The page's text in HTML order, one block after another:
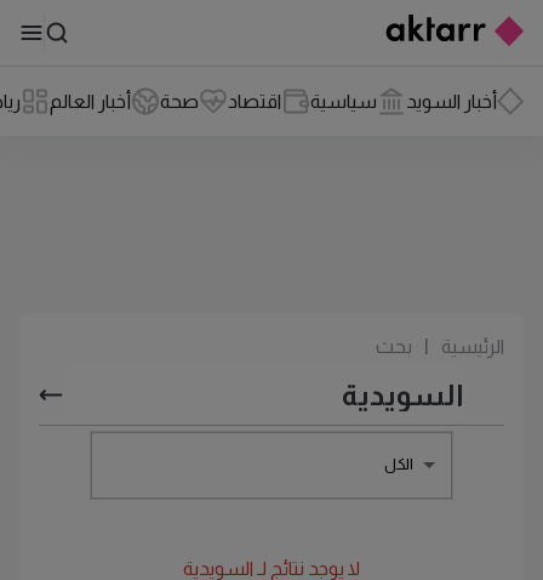
أخبار السويد سياسية اقتصاد صحة أخبار العالم
الرئيسية بحث
الكل
لا يوجد نتائج لـ السويدية